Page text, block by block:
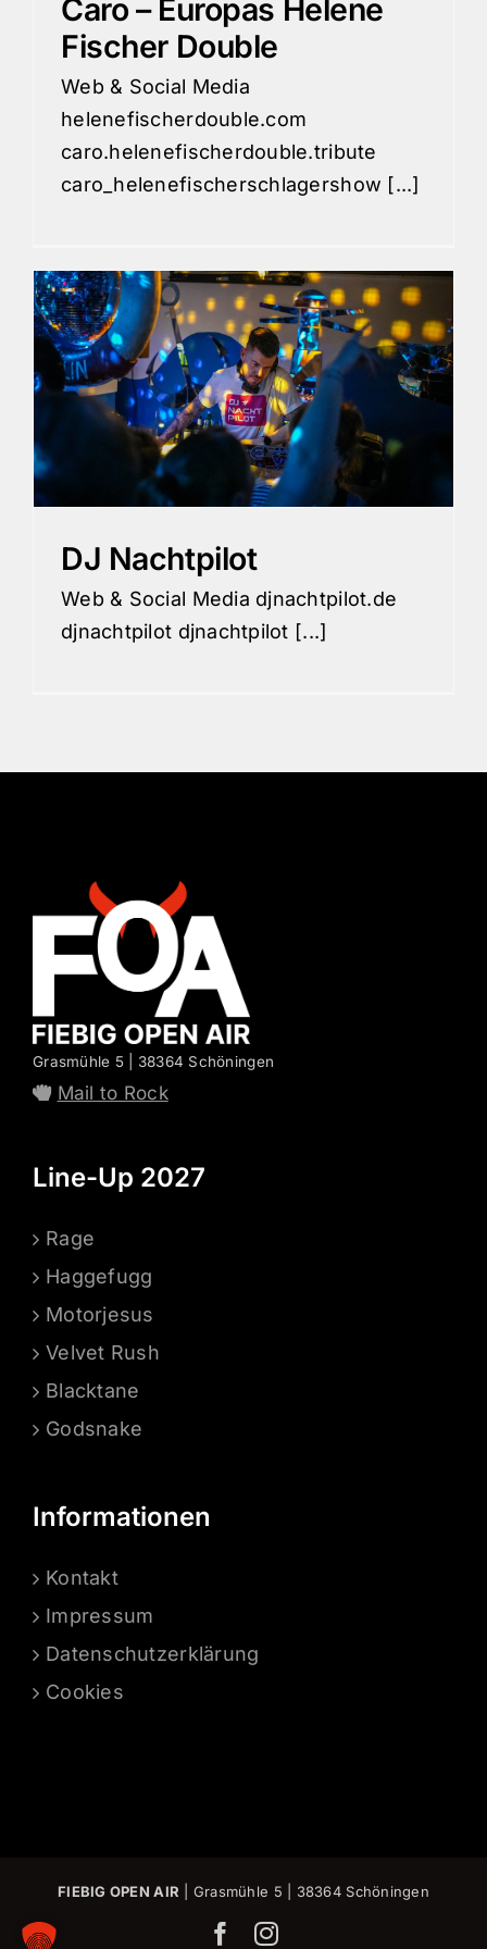
Caro – Europas Helene
Fischer Double
Web & Social Media
helenefischerdouble.com
caro.helenefischerdouble.tribute
caro_helenefischerschlagershow [...]
DJ Nachtpilot
Web & Social Media djnachtpilot.de
djnachtpilot djnachtpilot [...]
Grasmühle 5 | 38364 Schöningen
Mail to Rock
Line-Up 2027
Rage
Haggefugg
Motorjesus
Velvet Rush
Blacktane
Godsnake
Informationen
Kontakt
Impressum
Datenschutzerklärung
Cookies
FIEBIG OPEN AIR | Grasmühle 5 | 38364 Schöningen
FacebookInstagram